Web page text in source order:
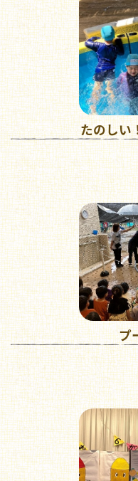
たのしい
プ